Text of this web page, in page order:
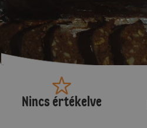
Nincs értékelve